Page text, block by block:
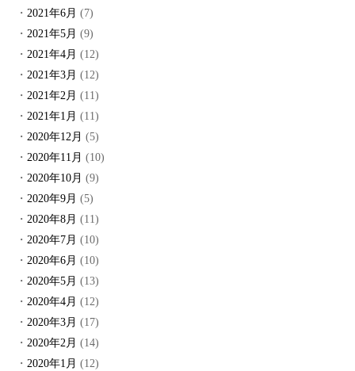
2021年6月 (7)
2021年5月 (9)
2021年4月 (12)
2021年3月 (12)
2021年2月 (11)
2021年1月 (11)
2020年12月 (5)
2020年11月 (10)
2020年10月 (9)
2020年9月 (5)
2020年8月 (11)
2020年7月 (10)
2020年6月 (10)
2020年5月 (13)
2020年4月 (12)
2020年3月 (17)
2020年2月 (14)
2020年1月 (12)